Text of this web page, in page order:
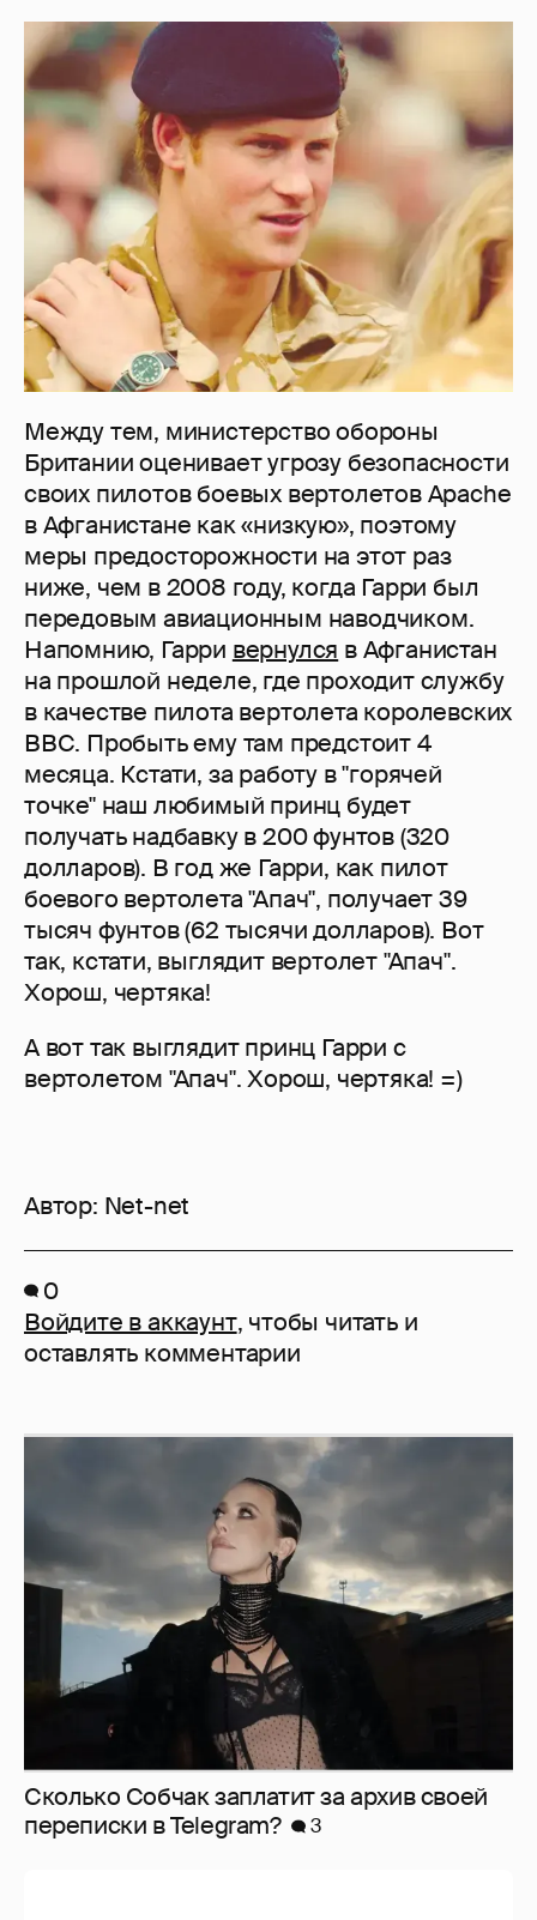
Между тем, министерство обороны
Британии оценивает угрозу безопасности
своих пилотов боевых вертолетов Apache
в Афганистане как «низкую», поэтому
меры предосторожности на этот раз
ниже, чем в 2008 году, когда Гарри был
передовым авиационным наводчиком.
Напомнию, Гарри вернулся в Афганистан
на прошлой неделе, где проходит службу
в качестве пилота вертолета королевских
ВВС. Пробыть ему там предстоит 4
месяца. Кстати, за работу в "горячей
точке" наш любимый принц будет
получать надбавку в 200 фунтов (320
долларов). В год же Гарри, как пилот
боевого вертолета "Апач", получает 39
тысяч фунтов (62 тысячи долларов). Вот
так, кстати, выглядит вертолет "Апач".
Хорош, чертяка!
А вот так выглядит принц Гарри с
вертолетом "Апач". Хорош, чертяка! =)
Автор: Net-net
0
Войдите в аккаунт, чтобы читать и
оставлять комментарии
Сколько Собчак заплатит за архив своей
перeписки в Telegram?
3